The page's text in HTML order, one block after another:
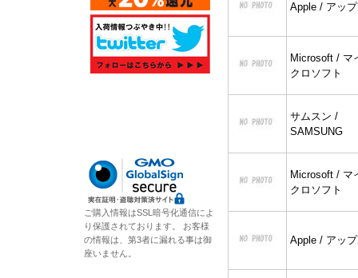
Apple / アッ
Microsoft / マ
クロソフト
サムスン /
SAMSUNG
Microsoft / マ
クロソフト
Apple / アッ
ご購入情報はSSL暗号化通信によ
り保護されております。 お客様
の情報は、第3者に漏れる事は御
座いません。